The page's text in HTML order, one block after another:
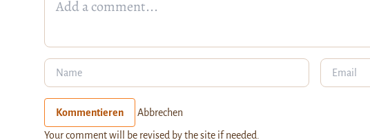
Kommentieren Abbrechen
Your comment will be revised by the site if needed.